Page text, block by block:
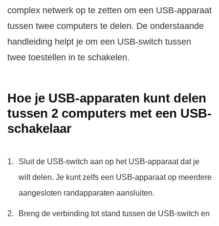
complex netwerk op te zetten om een USB-apparaat
tussen twee computers te delen. De onderstaande
handleiding helpt je om een USB-switch tussen
twee toestellen in te schakelen.
Hoe je USB-apparaten kunt delen
tussen 2 computers met een USB-
schakelaar
Sluit de USB-switch aan op het USB-apparaat dat je
wilt delen. Je kunt zelfs een USB-apparaat op meerdere
aangesloten randapparaten aansluiten.
Breng de verbinding tot stand tussen de USB-switch en